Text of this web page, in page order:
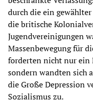
durch die ein
die britische
Jugendvereinigungen
Massenbewegung für
forderten nicht nur ein
sondern wandten sich
die Große Depression
Sozialismus zu.